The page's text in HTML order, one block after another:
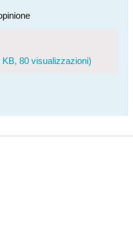
KB, 80 visualizzazioni)